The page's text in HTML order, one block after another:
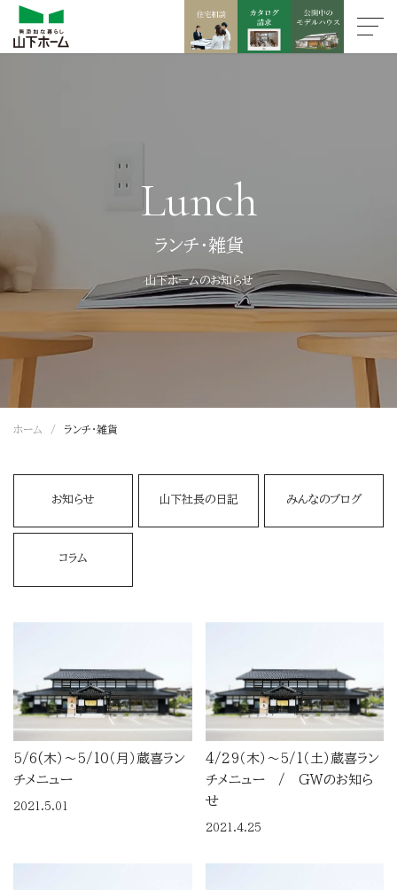
Lunch
ランチ・雑貨
山下ホームのお知らせ
ホーム ランチ・雑貨
お知らせ 山下社長の日記 みんなのブログ
コラム
5/6(木）～5/10（月）蔵喜ラン
チメニュー
2021.5.01
4/29（木）～5/1（土）蔵喜ラン
チメニュー / GWのお知ら
せ
2021.4.25